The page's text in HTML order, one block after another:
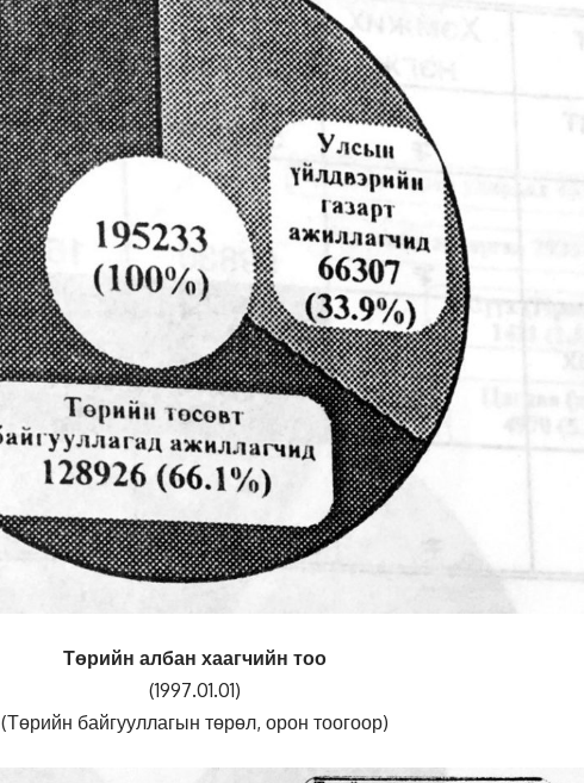
Төрийн албан хаагчийн тоо
(1997.01.01)
(Төрийн байгууллагын төрөл, орон тоогоор)